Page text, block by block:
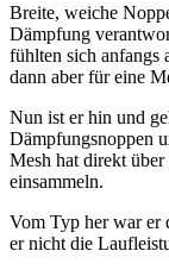
Breite, weiche
Dämpfung
fühlten sich anfangs
dann aber für eine
Nun ist er hin und
Dämpfungsnoppen
Mesh hat direkt
einsammeln.
Vom Typ her war er
er nicht die